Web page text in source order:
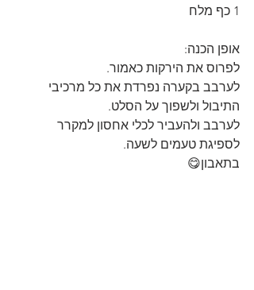
1 כף מלח
אופן הכנה:
לפרוס את הירקות כאמור.
לערבב בקערה נפרדת את כל מרכיבי
התיבול ולשפוך על הסלט.
לערבב ולהעביר לכלי אחסון למקרר
לספיגת טעמים לשעה.
בתאבון😋